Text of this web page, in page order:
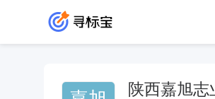
陕西嘉旭志